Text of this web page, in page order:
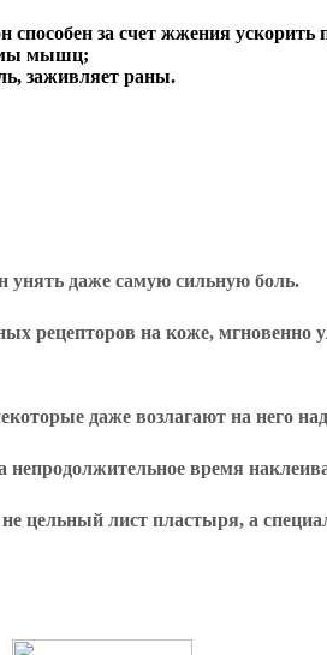
способен за счет жжения
мышц;
заживляет раны.
унять даже самую сильную боль.
рецепторов на коже, мгновенно
даже возлагают на него
время
цельный лист пластыря, а